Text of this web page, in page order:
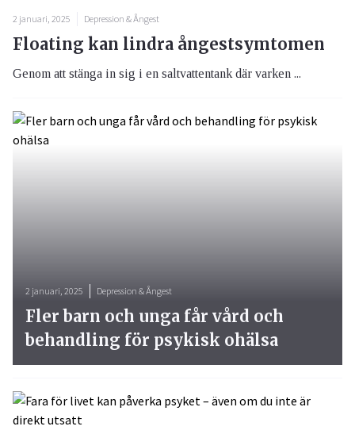
2 januari, 2025 Depression & Ångest
Floating kan lindra ångestsymtomen
Genom att stänga in sig i en saltvattentank där varken ...
2 januari, 2025 Depression & Ångest
Fler barn och unga får vård och
behandling för psykisk ohälsa